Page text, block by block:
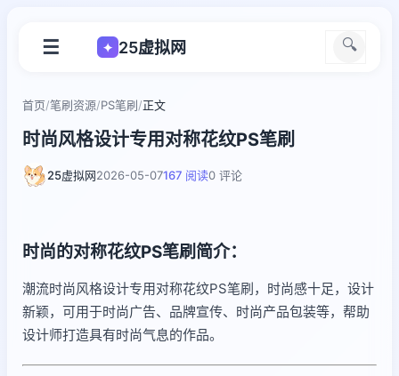
☰ ✦ 25虚拟网 🔍
首页/笔刷资源/PS笔刷/正文
时尚风格设计专用对称花纹PS笔刷
25虚拟网2026-05-07167 阅读0 评论
时尚的对称花纹PS笔刷简介：
潮流时尚风格设计专用对称花纹PS笔刷，时尚感十足，设计
新颖，可用于时尚广告、品牌宣传、时尚产品包装等，帮助
设计师打造具有时尚气息的作品。